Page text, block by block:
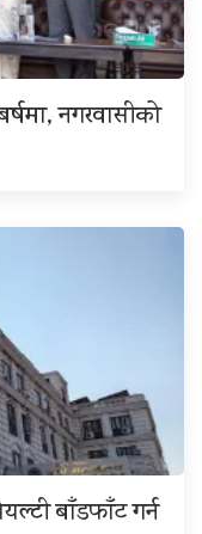
नगरवासीको
बाँडफाँट गर्न